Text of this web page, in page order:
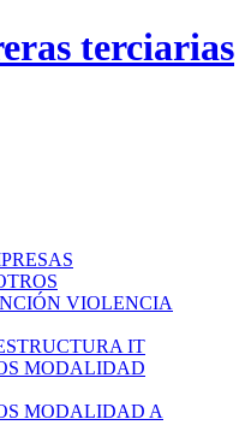
VIOLENCIA
IT
MODALIDAD
MODALIDAD A